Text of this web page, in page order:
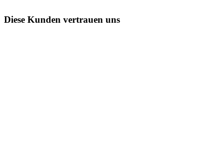
Diese Kunden vertrauen uns